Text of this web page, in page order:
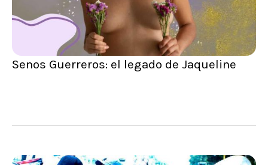
Senos Guerreros: el legado de Jaqueline